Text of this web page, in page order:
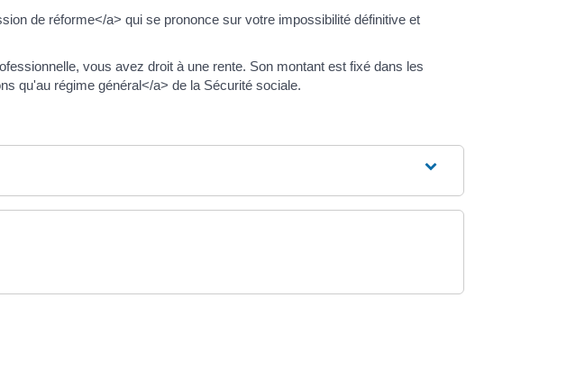
de réforme</a> qui se prononce sur votre impossibilité définitive et
vous avez droit à une rente. Son montant est fixé dans les
qu'au régime général</a> de la Sécurité sociale.